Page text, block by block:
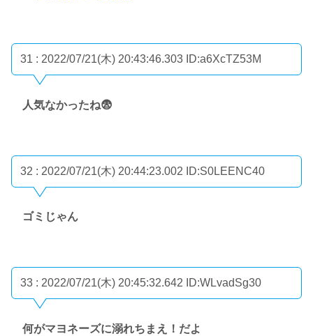
31 : 2022/07/21(木) 20:43:46.303 ID:a6XcTZ53M
人気なかったね😨
32 : 2022/07/21(木) 20:44:23.002 ID:S0LEENC40
ゴミじゃん
33 : 2022/07/21(木) 20:45:32.642 ID:WLvadSg30
何がマヨネーズに溺れちまえ！だよ